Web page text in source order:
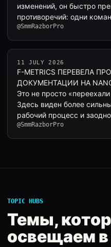
изменений, он быстро
противоречий: одни
@SmmRazborPro
11 JULY 2026
F-METRICS ПЕРЕВЕЛА
ДОКУМЕНТАЦИИ НА
Это не просто
Здесь виден более
рабочий процесс и
@SmmRazborPro
TOPIC HUBS
Темы,
освещаем в